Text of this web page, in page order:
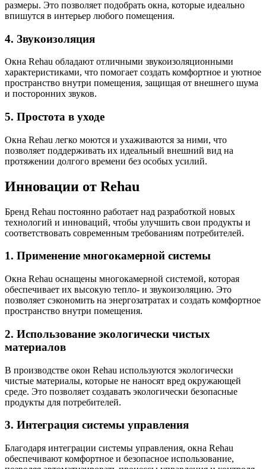
размеры. Это позволяет подобрать окна, которые идеально
впишутся в интерьер любого помещения.
4. Звукоизоляция
Окна Rehau обладают отличными звукоизоляционными
характеристиками, что помогает создать комфортное и уютное
пространство внутри помещения, защищая от внешнего шума
и посторонних звуков.
5. Простота в уходе
Окна Rehau легко моются и ухаживаются за ними, что
позволяет поддерживать их идеальный внешний вид на
протяжении долгого времени без особых усилий.
Инновации от Rehau
Бренд Rehau постоянно работает над разработкой новых
технологий и инноваций, чтобы улучшить свои продукты и
соответствовать современным требованиям потребителей.
1. Применение многокамерной системы
Окна Rehau оснащены многокамерной системой, которая
обеспечивает их высокую тепло- и звукоизоляцию. Это
позволяет сэкономить на энергозатратах и создать комфортное
пространство внутри помещения.
2. Использование экологически чистых
материалов
В производстве окон Rehau используются экологически
чистые материалы, которые не наносят вред окружающей
среде. Это позволяет создавать экологически безопасные
продукты для потребителей.
3. Интеграция системы управления
Благодаря интеграции системы управления, окна Rehau
обеспечивают комфортное и безопасное использование,